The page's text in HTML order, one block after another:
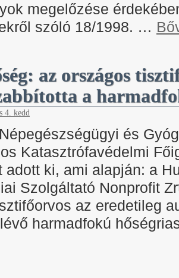
megelőzése
szóló 18/1998. …
az országos
a
4. kedd
és
Katasztrófavédelmi
adott ki, ami alapján: a
Szolgáltató Nonprofit
az eredetileg
harmadfokú